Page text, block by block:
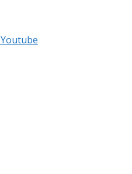
Youtube